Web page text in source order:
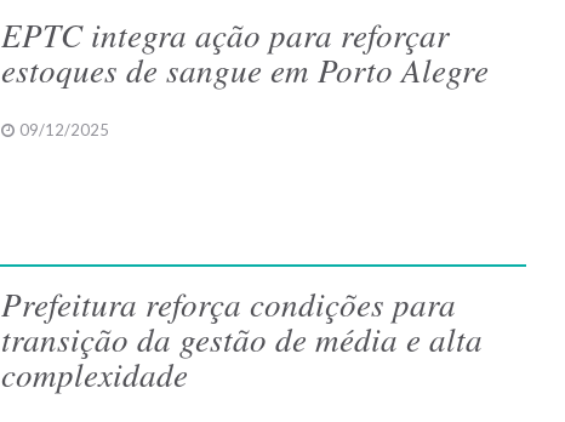
EPTC integra ação para reforçar
estoques de sangue em Porto Alegre
09/12/2025
Prefeitura reforça condições para
transição da gestão de média e alta
complexidade